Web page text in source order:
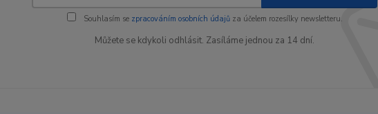
Souhlasím se zpracováním osobních údajůza účelem rozesílky newsletteru.
Můžete se kdykoli odhlásit. Zasíláme jednou za 14 dní.